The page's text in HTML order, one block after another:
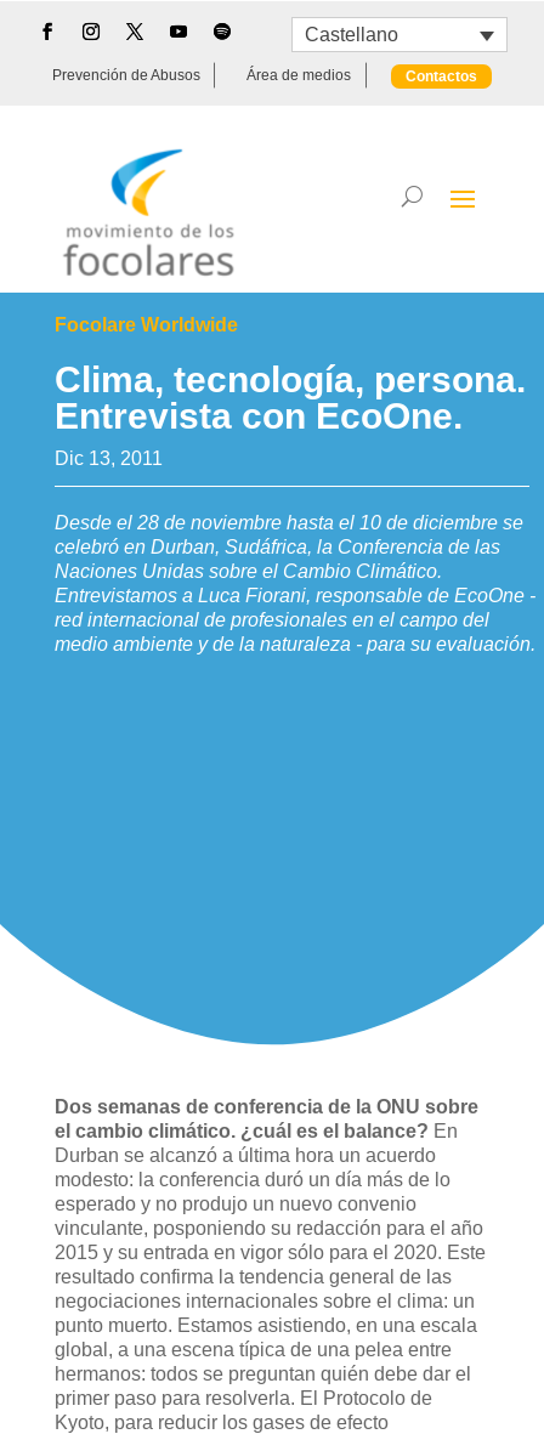
Castellano
Prevención de Abusos Área de medios Contactos
Focolare Worldwide
Clima, tecnología, persona.
Entrevista con EcoOne.
Dic 13, 2011
Desde el 28 de noviembre hasta el 10 de diciembre se
celebró en Durban, Sudáfrica, la Conferencia de las
Naciones Unidas sobre el Cambio Climático.
Entrevistamos a Luca Fiorani, responsable de EcoOne -
red internacional de profesionales en el campo del
medio ambiente y de la naturaleza - para su evaluación.
Dos semanas de conferencia de la ONU sobre
el cambio climático. ¿cuál es el balance? En
Durban se alcanzó a última hora un acuerdo
modesto: la conferencia duró un día más de lo
esperado y no produjo un nuevo convenio
vinculante, posponiendo su redacción para el año
2015 y su entrada en vigor sólo para el 2020. Este
resultado confirma la tendencia general de las
negociaciones internacionales sobre el clima: un
punto muerto. Estamos asistiendo, en una escala
global, a una escena típica de una pelea entre
hermanos: todos se preguntan quién debe dar el
primer paso para resolverla. El Protocolo de
Kyoto, para reducir los gases de efecto